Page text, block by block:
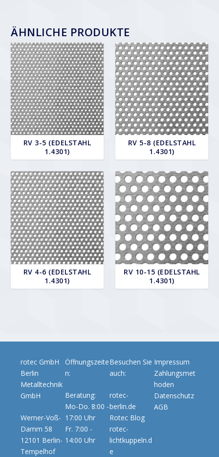
ÄHNLICHE PRODUKTE
RV 3-5 (EDELSTAHL
1.4301)
RV 5-8 (EDELSTAHL
1.4301)
RV 4-6 (EDELSTAHL
1.4301)
RV 10-15 (EDELSTAHL
1.4301)
rotec GmbH
Berlin
Metalltechnik
GmbH
Werner-Voß-
Damm 58
12101 Berlin-
Tempelhof
Öffnungszeite
n:
Beratung:
Mo-Do. 8:00 -
17:00 Uhr
Fr. 7:00 -
14:00 Uhr
Besuchen Sie
auch:
rotec-
berlin.de
Rotec Blog
rotec-
lichtkuppeln.d
e
Impressum
Zahlungsmet
hoden
Datenschutz
AGB